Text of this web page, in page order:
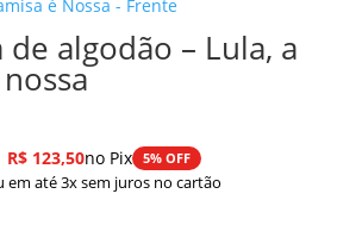
era:
R$ 218,99.
é:
R$ 186,14.
de algodão – Lula, a
R$123,50no Pix 5% OFF
em até 3x sem juros no cartão